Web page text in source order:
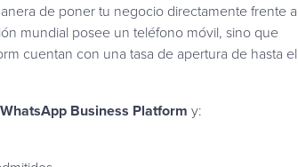
de poner tu negocio directamente frente a
mundial posee un teléfono móvil, sino que
cuentan con una tasa de apertura de hasta el
WhatsApp Business Platform y: